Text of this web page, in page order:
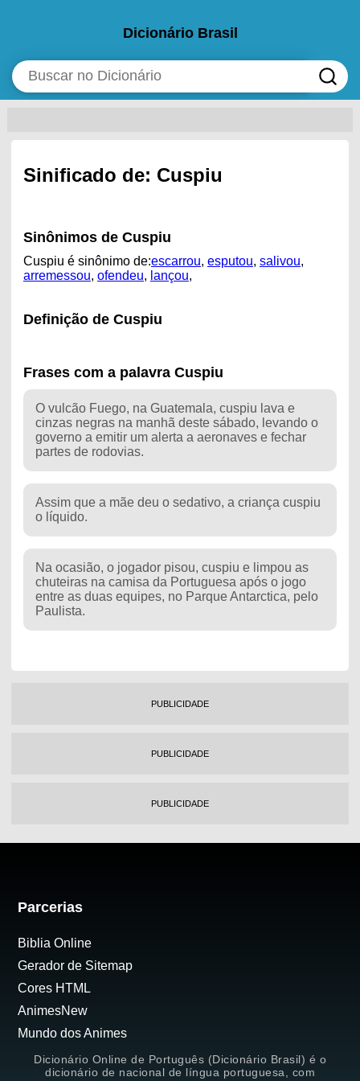
Dicionário Brasil
Sinificado de: Cuspiu
Sinônimos de Cuspiu
Cuspiu é sinônimo de:escarrou, esputou, salivou,
arremessou, ofendeu, lançou,
Definição de Cuspiu
Frases com a palavra Cuspiu
O vulcão Fuego, na Guatemala, cuspiu lava e
cinzas negras na manhã deste sábado, levando o
governo a emitir um alerta a aeronaves e fechar
partes de rodovias.
Assim que a mãe deu o sedativo, a criança cuspiu
o líquido.
Na ocasião, o jogador pisou, cuspiu e limpou as
chuteiras na camisa da Portuguesa após o jogo
entre as duas equipes, no Parque Antarctica, pelo
Paulista.
PUBLICIDADE
PUBLICIDADE
PUBLICIDADE
Parcerias
Biblia Online
Gerador de Sitemap
Cores HTML
AnimesNew
Mundo dos Animes
Dicionário Online de Português (Dicionário Brasil) é o
dicionário de nacional de língua portuguesa, com